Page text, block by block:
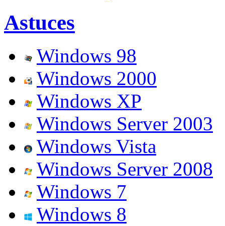
Astuces
Windows 98
Windows 2000
Windows XP
Windows Server 2003
Windows Vista
Windows Server 2008
Windows 7
Windows 8